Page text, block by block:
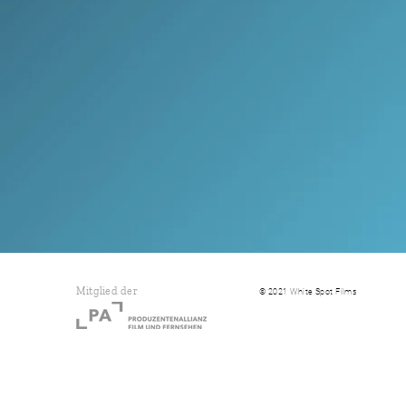
Mitglied der © 2021 White Spot Films